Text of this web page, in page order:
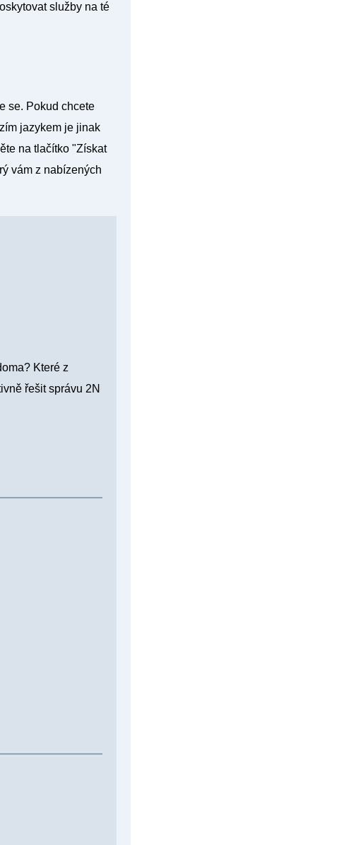
služby na té
se. Pokud chcete
jazykem je jinak
na tlačítko "Získat
vám z nabízených
Které z
řešit správu 2N